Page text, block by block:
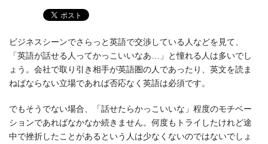
ビジネスシーンでさらっと英語で交渉している人などを見て、
「英語が話せる人ってかっこいいなあ…」と憧れる人は多いでし
ょう。会社で取り引き相手が英語圏の人であったり、英文を読ま
ねばならない立場であれば否応なく英語は必須です。
でもそうでない場合、「話せたらかっこいいな」程度のモチベー
ションであればなかなか続きません。何度もトライしたけれど途
中で挫折したことがあるという人は少なくないのではないでしょ